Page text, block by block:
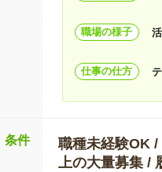
職場の様子
仕事の仕方
条件
職種未経験OK
上の大量募集 /